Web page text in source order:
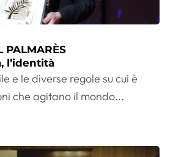
PALMARÈS
l’identità
e le diverse regole su cui è
che agitano il mondo...